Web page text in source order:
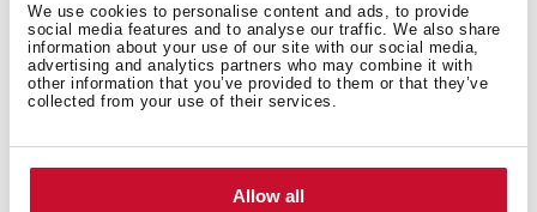
We use cookies to personalise content and ads, to provide
social media features and to analyse our traffic. We also share
information about your use of our site with our social media,
advertising and analytics partners who may combine it with
other information that you’ve provided to them or that they’ve
collected from your use of their services.
Allow all
Filtro de carbón activo
Renueva y purifica el aire del interior de la vinoteca
una perfecta conservación.